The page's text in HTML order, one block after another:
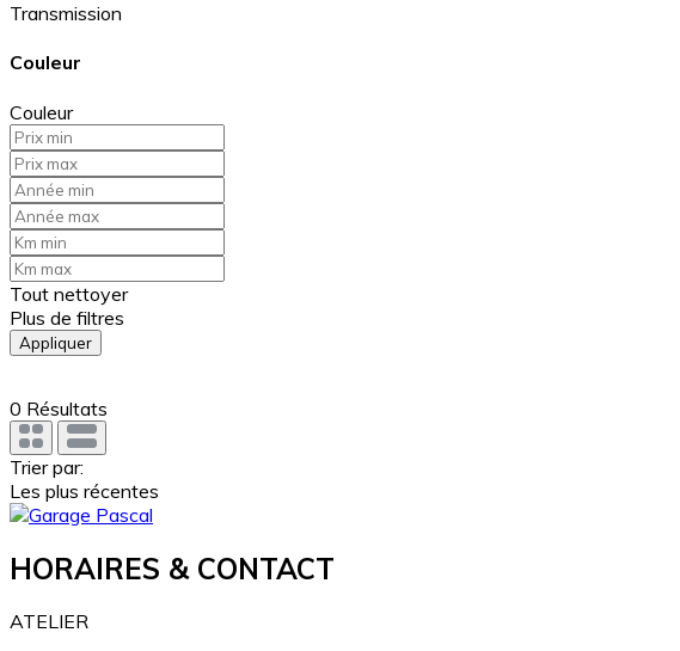
Transmission
Couleur
Couleur
Tout nettoyer
Plus de filtres
Appliquer
0 Résultats
Trier par:
Les plus récentes
HORAIRES & CONTACT
ATELIER